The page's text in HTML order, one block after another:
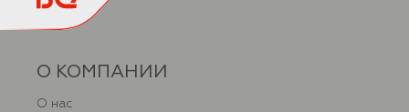
О КОМПАНИИ
О нас